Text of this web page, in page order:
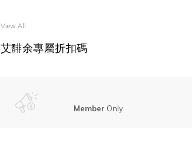
View All
艾馡余專屬折扣碼
Member Only